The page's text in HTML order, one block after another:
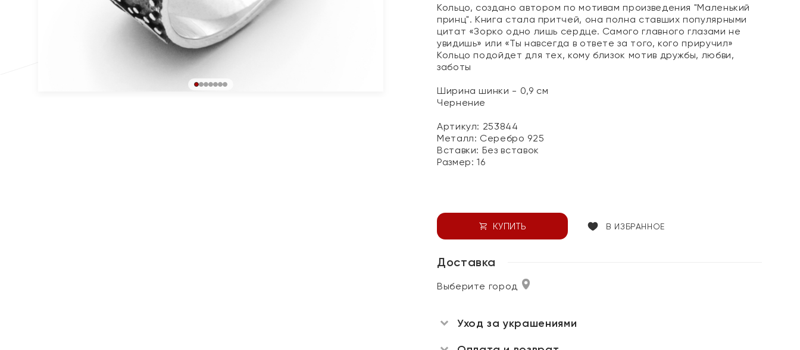
Кольцо, создано автором по мотивам произведения "Маленький
принц". Книга стала притчей, она полна ставших популярными
цитат «Зорко одно лишь сердце. Самого главного глазами не
увидишь» или «Ты навсегда в ответе за того, кого приручил»
Кольцо подойдет для тех, кому близок мотив дружбы, любви,
заботы
Ширина шинки - 0,9 см
Чернение
Артикул: 253844
Металл: Серебро 925
Вставки: Без вставок
Размер:16
КУПИТЬ В ИЗБРАННОЕ
Доставка
Выберите город
Уход за украшениями